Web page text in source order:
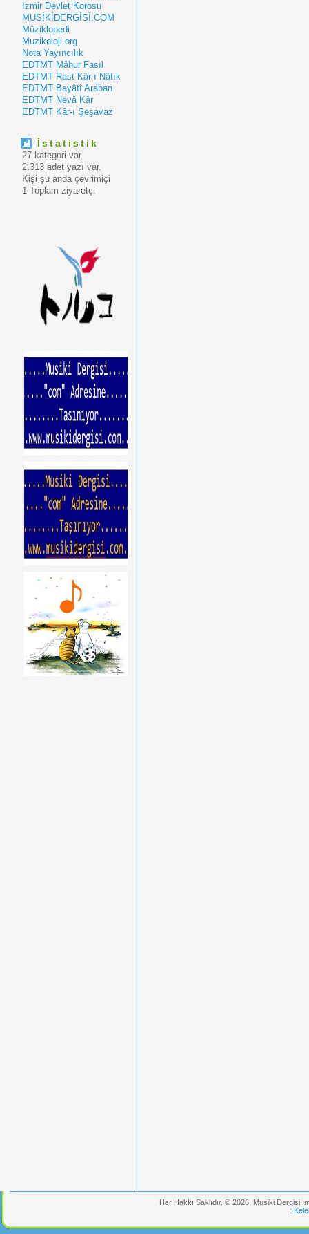
İzmir Devlet Korosu
MUSİKİDERGİSİ.COM
Müziklopedi
Muzikoloji.org
Nota Yayıncılık
EDTMT Mâhur Fasıl
EDTMT Rast Kâr-ı Nâtık
EDTMT Bayâtî Araban
EDTMT Nevâ Kâr
EDTMT Kâr-ı Şeşavaz
İstatistik
27 kategori var.
2,313 adet yazı var.
Kişi şu anda çevrimiçi
1 Toplam ziyaretçi
Her Hakkı Saklıdır. © 2026, Musiki
: